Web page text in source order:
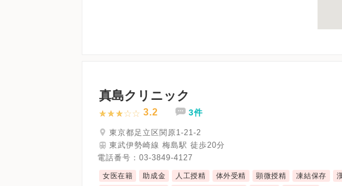
真島クリニック
3.2 3件
東京都足立区関原1-21-2
東武伊勢崎線 梅島駅 徒歩20分
電話番号： 03-3849-4127
女医在籍 助成金 人工授精 体外受精 顕微授精 凍結保存